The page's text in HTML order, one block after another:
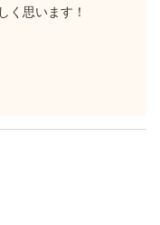
く思います！